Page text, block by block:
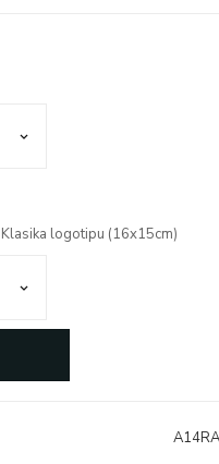
logotipu (16x15cm)